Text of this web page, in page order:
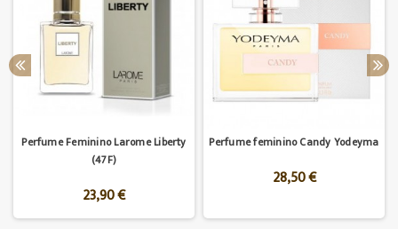
Perfume Feminino Larome Liberty
(47F)
23,90 €
Perfume feminino Candy Yodeyma
28,50 €